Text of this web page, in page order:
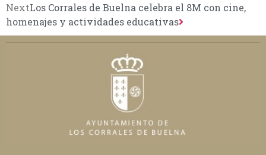
NextLos Corrales de Buelna celebra el 8M con cine,
homenajes y actividades educativas